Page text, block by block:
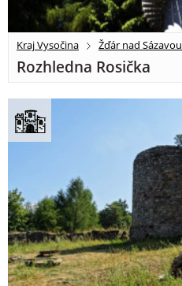
Kraj Vysočina Žďár nad Sázavou
Rozhledna Rosička